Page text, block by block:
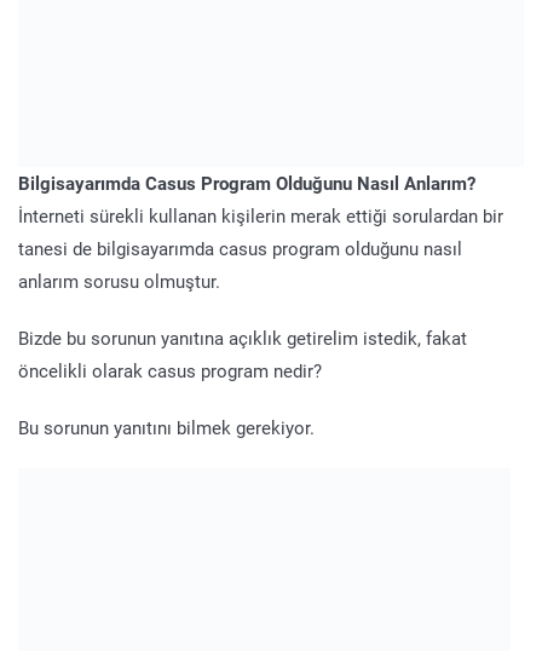
Bilgisayarımda Casus Program Olduğunu Nasıl Anlarım?
İnterneti sürekli kullanan kişilerin merak ettiği sorulardan bir
tanesi de bilgisayarımda casus program olduğunu nasıl
anlarım sorusu olmuştur.
Bizde bu sorunun yanıtına açıklık getirelim istedik, fakat
öncelikli olarak casus program nedir?
Bu sorunun yanıtını bilmek gerekiyor.